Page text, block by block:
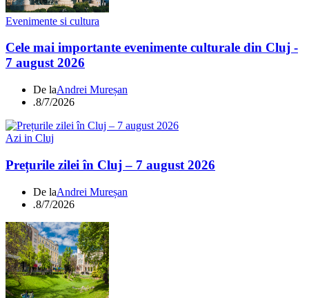
Evenimente si cultura
Cele mai importante evenimente culturale din Cluj -
7 august 2026
De laAndrei Mureșan
.8/7/2026
Azi in Cluj
Prețurile zilei în Cluj – 7 august 2026
De laAndrei Mureșan
.8/7/2026